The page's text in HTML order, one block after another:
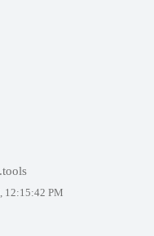
12:15:42 PM